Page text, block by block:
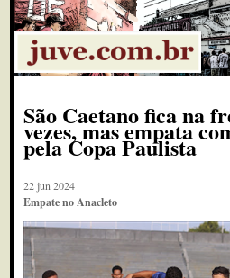
São Caetano fica na
vezes, mas empata
pela Copa Paulista
22 jun 2024
Empate no Anacleto